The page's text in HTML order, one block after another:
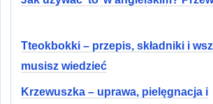
Tteokbokki – przepis, składniki i
musisz wiedzieć
Krzewuszka – uprawa, pielęgnacja i